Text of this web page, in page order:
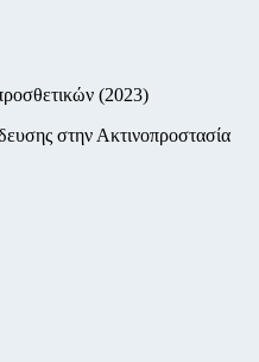
(2023)
στην Ακτινοπροστασία